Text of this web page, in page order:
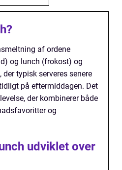
af ordene
og lunch (frokost) og
typisk serveres senere
på eftermiddagen. Det
der kombinerer både
og
udviklet over